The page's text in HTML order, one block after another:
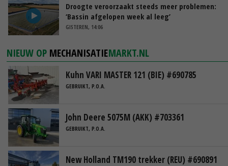
Droogte veroorzaakt steeds meer problemen:
‘Bassin afgelopen week al leeg’
GISTEREN, 14:06
NIEUW OP MECHANISATIEMARKT.NL
Kuhn VARI MASTER 121 (BIE) #690785
GEBRUIKT, P.O.A.
John Deere 5075M (AKK) #703361
GEBRUIKT, P.O.A.
New Holland TM190 trekker (REU) #690891